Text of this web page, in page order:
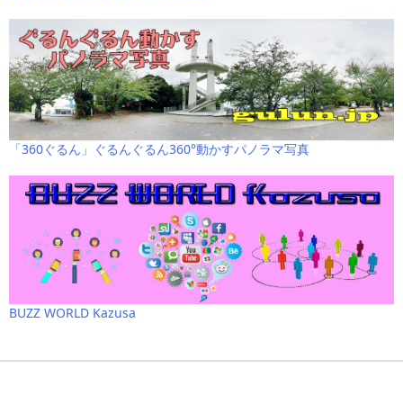
「360ぐるん」ぐるんぐるん360°動かすパノラマ写真
BUZZ WORLD Kazusa